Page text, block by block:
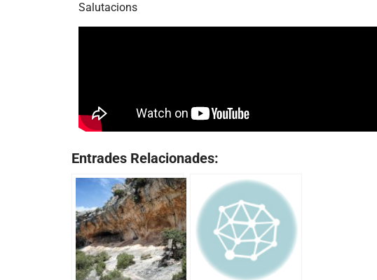
Salutacions
Entrades Relacionades: